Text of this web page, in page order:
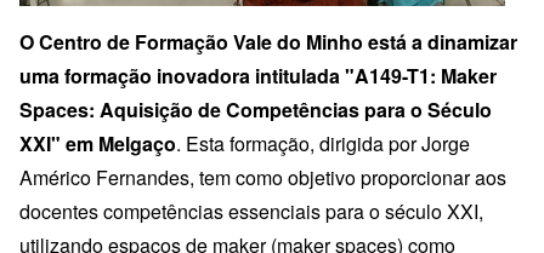
O Centro de Formação Vale do Minho está a dinamizar
uma formação inovadora intitulada "A149-T1: Maker
Spaces: Aquisição de Competências para o Século
XXI" em Melgaço. Esta formação, dirigida por Jorge
Américo Fernandes, tem como objetivo proporcionar aos
docentes competências essenciais para o século XXI,
utilizando espaços de maker (maker spaces) como